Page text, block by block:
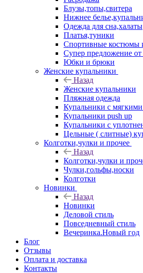
Блузы,топы,свитера
Нижнее
Одежда для сна,халаты
Платья,туники
Спортивные костюмы
Супер предложение от
Юбки и брюки
Женские купальники
Назад
Женские купальники
Пляжная одежда
Купальники с
Купальники push up
Купальники с
Цельные ( слитные)
Колготки,чулки и прочее
Назад
Колготки,чулки и
Чулки,гольфы,носки
Колготки
Новинки
Назад
Новинки
Деловой стиль
Повседневный стиль
Вечеринка.Новый год
Блог
Отзывы
Оплата и доставка
Контакты